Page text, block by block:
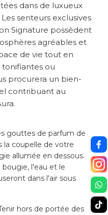
dans de luxueux
senteurs exclusives
Signature possèdent
agréables et
de vie tout en
tonifiantes ou
procurera un bien-
contribuant au
gouttes de parfum de
la coupelle de votre
allumée en dessous.
bougie, l'eau et le
dans l'air sous
hors de portée des